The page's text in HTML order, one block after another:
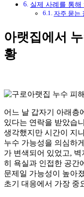
실제 사례를 통해
자주 묻는
아랫집에서
황
어느 날 갑자기 아래층
있다는 연락을 받았습
생각했지만 시간이 지
누수 가능성을 의심하
가 변색되어 있었고,
히 욕실과 인접한 공간
문제일 가능성이 높아
초기 대응에서 가장 중